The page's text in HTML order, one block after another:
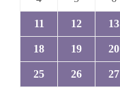
11 12 13
18 19 20
25 26 27